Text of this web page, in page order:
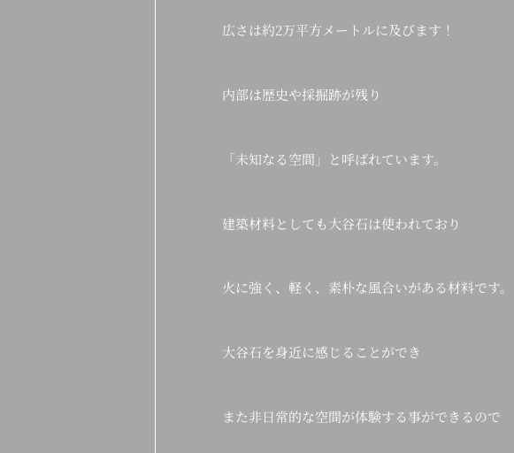
広さは約2万平方メートルに及びます！
内部は歴史や採掘跡が残り
「未知なる空間」と呼ばれています。
建築材料としても大谷石は使われており
火に強く、軽く、素朴な風合いがある材料です。
大谷石を身近に感じることができ
また非日常的な空間が体験する事ができるので